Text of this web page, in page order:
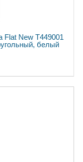
Flat New T449001
белый